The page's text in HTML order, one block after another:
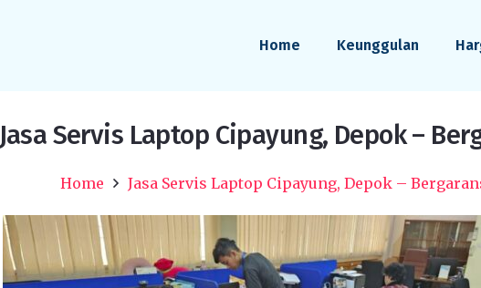
Home Keunggulan
Jasa Servis Laptop Cipayung, Depok –
Home Jasa Servis Laptop Cipayung, Depok –